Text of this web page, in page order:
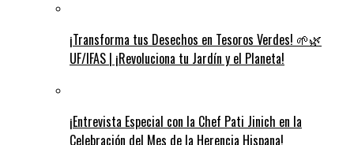
¡Transforma tus Desechos en Tesoros Verdes! 🌱🌿
UF/IFAS | ¡Revoluciona tu Jardín y el Planeta!
¡Entrevista Especial con la Chef Pati Jinich en la
Celebración del Mes de la Herencia Hispana!